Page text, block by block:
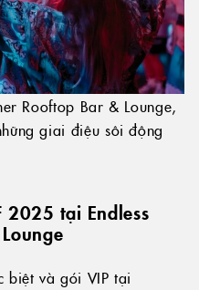
Rooftop Bar & Lounge,
giai điệu sôi động
2025 tại Endless
biệt và gói VIP tại